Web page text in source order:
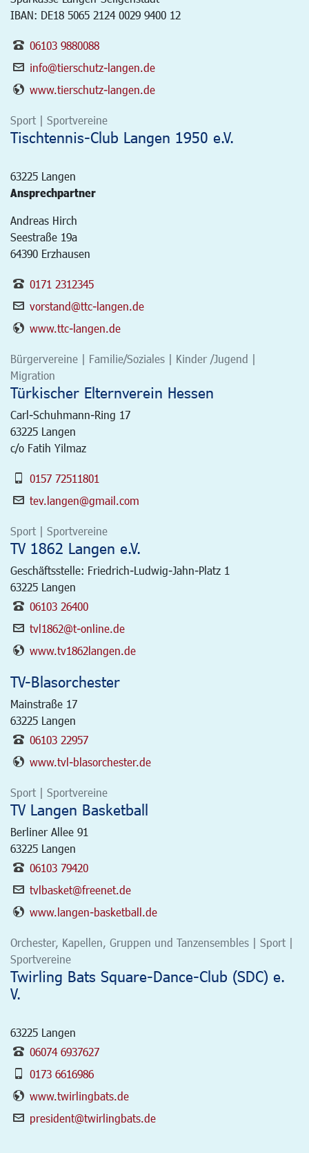
IBAN: DE18 5065 2124 0029 9400 12
06103 9880088
info@tierschutz-langen.de
www.tierschutz-langen.de
Sport | Sportvereine
Tischtennis-Club Langen 1950 e.V.
63225 Langen
Ansprechpartner
Andreas Hirch
Seestraße 19a
64390 Erzhausen
0171 2312345
vorstand@ttc-langen.de
www.ttc-langen.de
Bürgervereine | Familie/Soziales | Kinder /Jugend |
Migration
Türkischer Elternverein Hessen
Carl-Schuhmann-Ring 17
63225 Langen
c/o Fatih Yilmaz
0157 72511801
tev.langen@gmail.com
Sport | Sportvereine
TV 1862 Langen e.V.
Geschäftsstelle: Friedrich-Ludwig-Jahn-Platz 1
63225 Langen
06103 26400
tvl1862@t-online.de
www.tv1862langen.de
TV-Blasorchester
Mainstraße 17
63225 Langen
06103 22957
www.tvl-blasorchester.de
Sport | Sportvereine
TV Langen Basketball
Berliner Allee 91
63225 Langen
06103 79420
tvlbasket@freenet.de
www.langen-basketball.de
Orchester, Kapellen, Gruppen und Tanzensembles | Sport |
Sportvereine
Twirling Bats Square-Dance-Club (SDC) e.
V.
63225 Langen
06074 6937627
0173 6616986
www.twirlingbats.de
president@twirlingbats.de